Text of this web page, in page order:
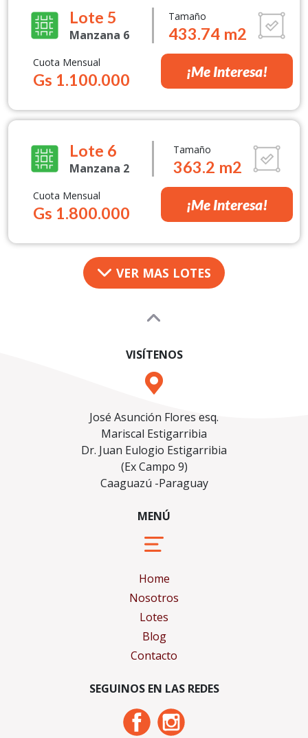
Lote 5
Manzana 6
Tamaño
433.74 m2
Cuota Mensual
Gs 1.100.000 ¡Me Interesa!
Lote 6
Manzana 2
Tamaño
363.2 m2
Cuota Mensual
Gs 1.800.000 ¡Me Interesa!
VER MAS LOTES
VISÍTENOS
José Asunción Flores esq.
Mariscal Estigarribia
Dr. Juan Eulogio Estigarribia
(Ex Campo 9)
Caaguazú -Paraguay
MENÚ
Home
Nosotros
Lotes
Blog
Contacto
SEGUINOS EN LAS REDES